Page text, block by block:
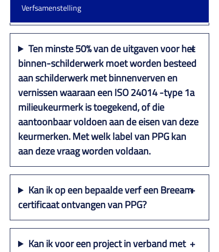
Verfsamenstelling
milieulabels/certificeringen
Ten minste 50% van de uitgaven voor het
binnen-schilderwerk moet worden besteed
aan schilderwerk met binnenverven en
vernissen waaraan een ISO 24014 -type 1a
milieukeurmerk is toegekend, of die
aantoonbaar voldoen aan de eisen van deze
keurmerken. Met welk label van PPG kan
aan deze vraag worden voldaan.
Kan ik op een bepaalde verf een Breeam
certificaat ontvangen van PPG?
Kan ik voor een project in verband met